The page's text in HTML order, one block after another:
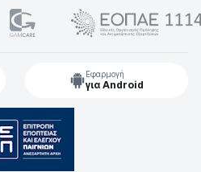
Εφαρμογή
για Android